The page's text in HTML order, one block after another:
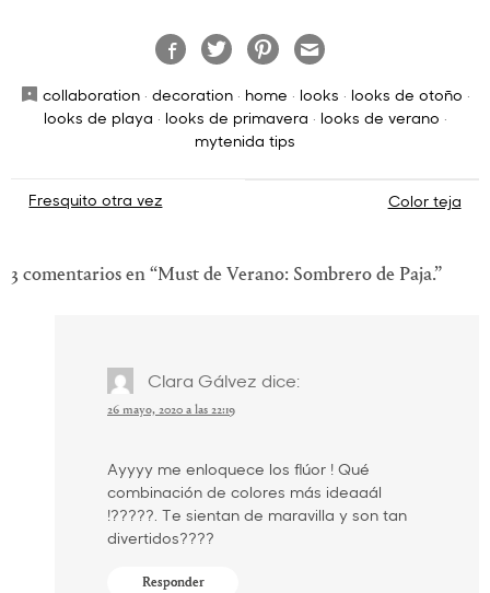
collaboration· decoration· home · looks · looks de otoño ·
looks de playa · looks de primavera · looks de verano ·
mytenida tips
Navegación
entradas
Fresquito otra vez Color teja
3 comentarios en “Must de Verano: Sombrero de Paja.”
Clara Gálvez dice:
26 mayo, 2020 a las 22:19
Ayyyy me enloquece los flúor ! Qué
combinación de colores más ideaaál
!?????. Te sientan de maravilla y son tan
divertidos????
Responder